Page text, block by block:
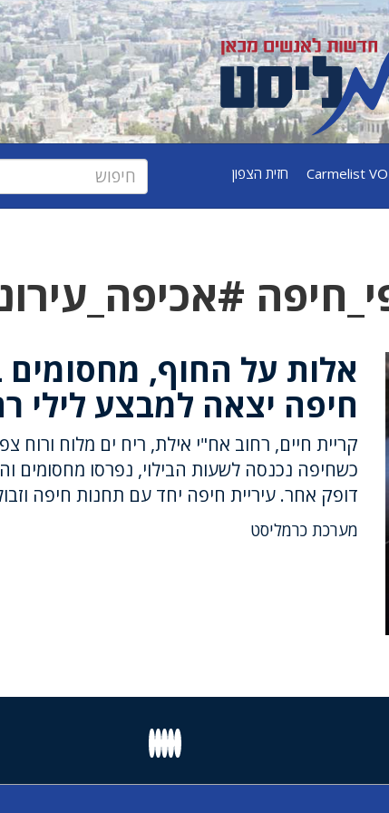
Carmelist חזית הצפון
אלות על החוף, מחסומים
חיפה יצאה למבצע לילי
קריית חיים, רחוב אח"י אילת, ריח ים מלוח ורוח
כשחיפה נכנסה לשעות הבילוי, נפרסו מחסומים
דופק אחר. עיריית חיפה יחד עם תחנות חיפה
מערכת כרמליסט